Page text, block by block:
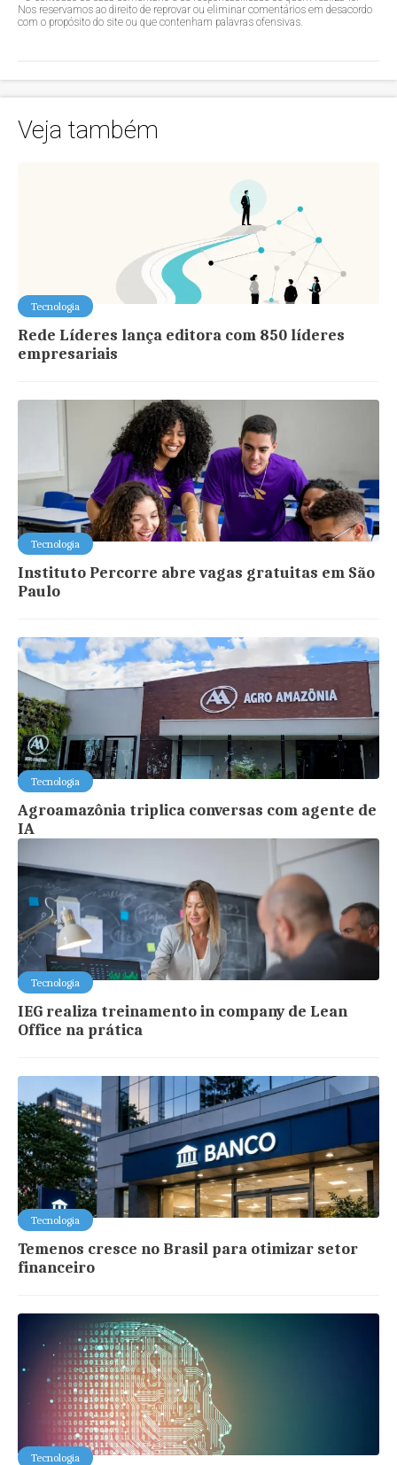
Nos reservamos ao direito de reprovar ou eliminar comentários em desacordo
com o propósito do site ou que contenham palavras ofensivas.
Veja também
Tecnologia
Rede Líderes lança editora com 850 líderes
empresariais
Tecnologia
Instituto Percorre abre vagas gratuitas em São
Paulo
Tecnologia
Agroamazônia triplica conversas com agente de
IA
Tecnologia
IEG realiza treinamento in company de Lean
Office na prática
Tecnologia
Temenos cresce no Brasil para otimizar setor
financeiro
Tecnologia